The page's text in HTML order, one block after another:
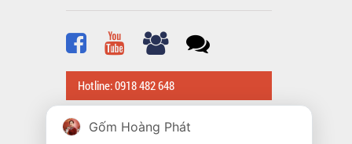
Hotline: 0918 482 648
Gốm Hoàng Phát